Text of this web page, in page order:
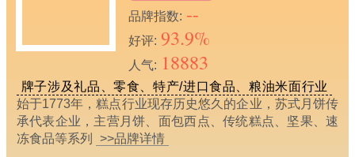
品牌指数: --
好评: 93.9%
人气: 18883
牌子涉及礼品、零食、特产/进口食品、粮油米面行业
始于1773年，糕点行业现存历史悠久的企业，苏式月饼传
承代表企业，主营月饼、面包西点、传统糕点、坚果、速
冻食品等系列
>>品牌详情